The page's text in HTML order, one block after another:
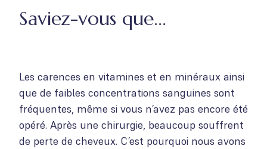
Saviez-vous que...
Les carences en vitamines et en minéraux ainsi
que de faibles concentrations sanguines sont
fréquentes, même si vous n’avez pas encore été
opéré. Après une chirurgie, beaucoup souffrent
de perte de cheveux. C’est pourquoi nous avons